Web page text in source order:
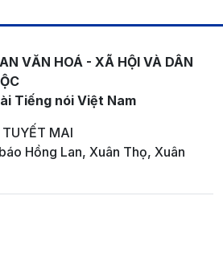
VĂN HOÁ - XÃ HỘI VÀ DÂN
Tiếng nói Việt Nam
MAI
Hồng Lan, Xuân Thọ, Xuân